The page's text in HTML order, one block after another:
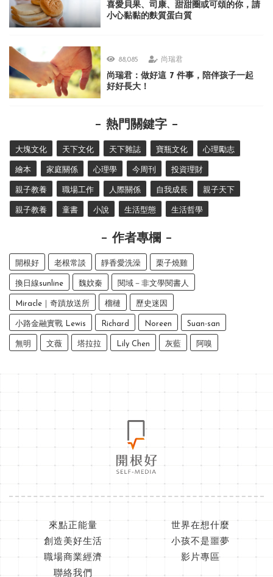
喜愛貝果、司康、甜甜圈或可頌的你，請
小心黏黏的麩質蛋白質
88,085 尚瑞君
尚瑞君：做好這 7 件事，陪伴孩子一起
好好長大！
熱門關鍵字
大塊文化 天下文化 天下雜誌 寶瓶文化 心理勵志
繪本 家庭關係 心理學 今周刊 投資理財
親子教養 職場工作 人際關係 自我成長 親子天下
親子教養 童書 小說 生活型態 生活哲學
作者專欄
開根好 老根常談 靜香愛洗澡 栗子燒雞
換日線sunline 魏妏秦 閱域－非文學閱書人
Miracle｜奇蹟放送所 榴槤 歷史迷因
小路金融實戰 Lewis Richard Noreen Suan-san
無明 文薇 塔拉拉 Lily Chen 灰藍 阿嗅
來點正能量
世界在想什麼
創造美好生活
小孩不是噩夢
職場商業經濟
影片專區
聯絡我們